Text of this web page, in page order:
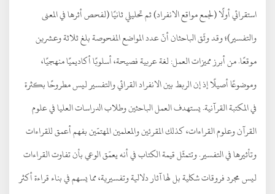
استقرائي أولًا (لجمع مواقع الانفراد) ثم تحليلي ثانيًا (لفحص أثرها في المعنى
والتفسير)؛ وقد وثّق الباحثان أنّ عدد المواضع المفحوصة بلغ ثلاثة وعشرين
موقعًا. من أبرز مميزات العمل: لغة عربية فصيحة، أسلوبًا أكاديميًا منهجيًا،
وموضوعًا أصيلًا إذ إن الربط بين الانفراد القرائي والتفسير ليس مطروحًا بكثرة
في المكتبة القرآنية. يستهدف العمل الباحثين وطلاب الدراسات العليا في علوم
القرآن وعلوم القراءات، كذلك المقرئين والمعلمين المهتمّين بفهم أعمق للقراءات
وتأثيرها في التفسير. وتتمثّل قيمة الكتاب في أنه يعمّق الوعي بأن تفاوت القراءات
ليس مجرد فروقات شكلية بل لها آثار دلالية وتفسيرية، مما يسهم في بناء قراءة أكثر